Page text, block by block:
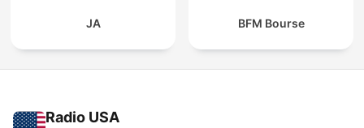
JA BFM Bourse
Radio USA